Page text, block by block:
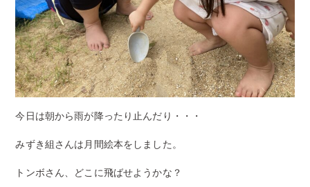
今日は朝から雨が降ったり止んだり・・・
みずき組さんは月間絵本をしました。
トンボさん、どこに飛ばせようかな？